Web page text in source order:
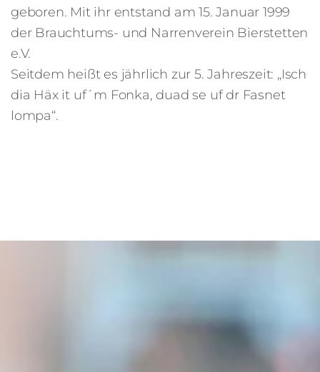
geboren. Mit ihr entstand am 15. Januar 1999
der Brauchtums- und Narrenverein Bierstetten
e.V.
Seitdem heißt es jährlich zur 5. Jahreszeit: „Isch
dia Häx it uf´m Fonka, duad se uf dr Fasnet
lompa“.